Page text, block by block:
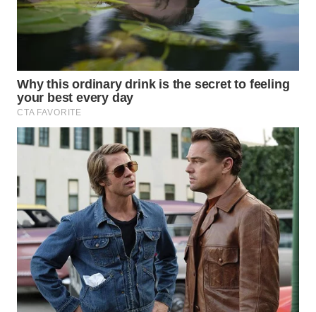
WAHANANEWS
CO ID
WAHANANEWS
NET
SPORT
UMKM
WAHANA
SELEB
WAHANA
PERSONA